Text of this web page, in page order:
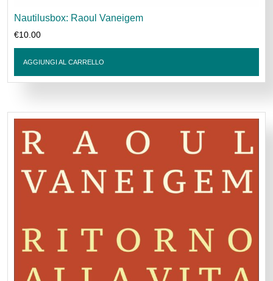
Nautilusbox: Raoul Vaneigem
€10.00
AGGIUNGI AL CARRELLO